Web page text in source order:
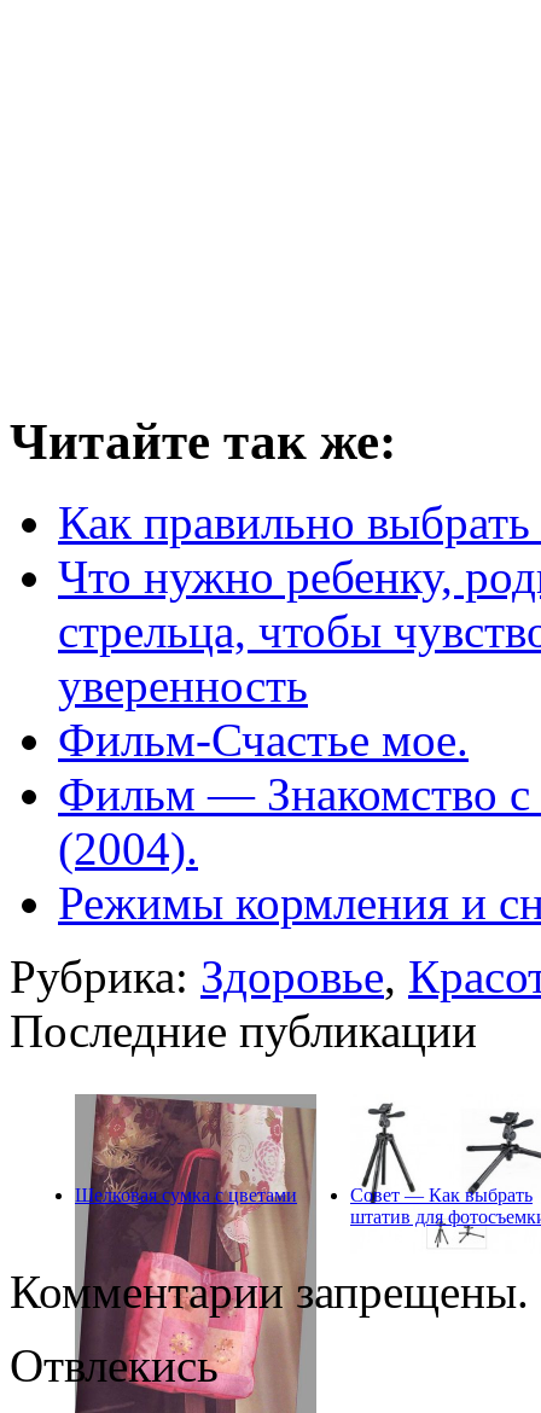
Читайте так же:
Как правильно
Что нужно ребенку,
стрельца, чтобы
уверенность
Фильм-Счастье мое.
Фильм — Знакомство с
(2004).
Режимы кормления и
Рубрика: Здоровье,
Последние публикации
Шелковая сумка с цветами
Совет — Как выбрать
штатив для
Комментарии запрещены.
Отвлекись